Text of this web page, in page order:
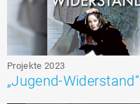
Projekte 2023
„Jugend-Widerstand“